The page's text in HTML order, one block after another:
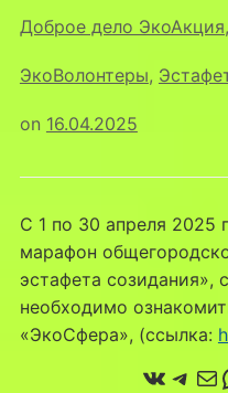
Доброе дело ЭкоАкция,
ЭкоВолонтеры,
on 16.04.2025
С 1 по 30 апреля 2025
марафон
эстафета
необходимо
«ЭкоСфера», (ссылка: